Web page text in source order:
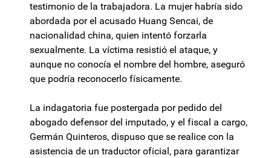
testimonio de la trabajadora. La mujer habría sido
abordada por el acusado Huang Sencai, de
nacionalidad china, quien intentó forzarla
sexualmente. La víctima resistió el ataque, y
aunque no conocía el nombre del hombre, aseguró
que podría reconocerlo físicamente.
La indagatoria fue postergada por pedido del
abogado defensor del imputado, y el fiscal a cargo,
Germán Quinteros, dispuso que se realice con la
asistencia de un traductor oficial, para garantizar